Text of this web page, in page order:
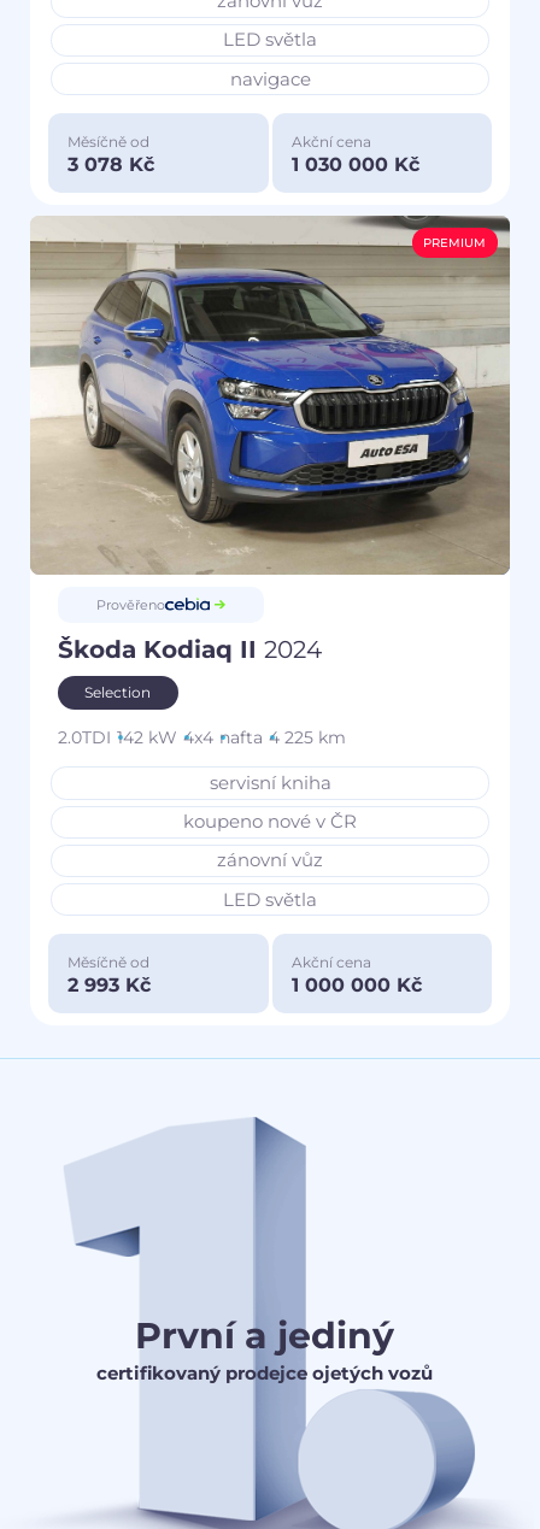
LED světla
navigace
Měsíčně od
3 078 Kč
Akční cena
1 030 000 Kč
PREMIUM
Prověřeno
Škoda Kodiaq II 2024
Selection
2.0TDI 142 kW 4x4 nafta 4 225 km
servisní kniha
koupeno nové v ČR
zánovní vůz
LED světla
Měsíčně od
2 993 Kč
Akční cena
1 000 000 Kč
První a jediný
certifikovaný prodejce ojetých vozů